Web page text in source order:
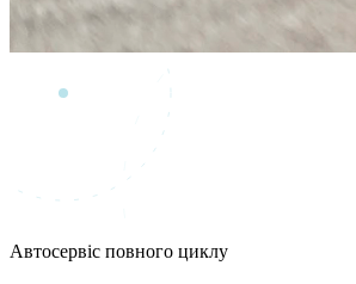
Автосервіс повного циклу